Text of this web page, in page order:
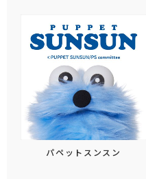
パペットスンスン